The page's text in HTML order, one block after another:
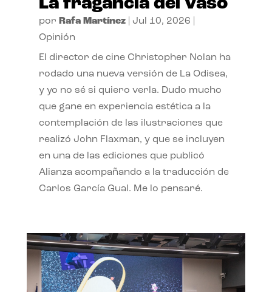
La fragancia del vaso
por Rafa Martínez| Jul 10, 2026
Opinión
El director de cine Christopher Nolan ha
rodado una nueva versión de La Odisea,
y yo no sé si quiero verla. Dudo mucho
que gane en experiencia estética a la
contemplación de las ilustraciones que
realizó John Flaxman, y que se incluyen
en una de las ediciones que publicó
Alianza acompañando a la traducción de
Carlos García Gual. Me lo pensaré.